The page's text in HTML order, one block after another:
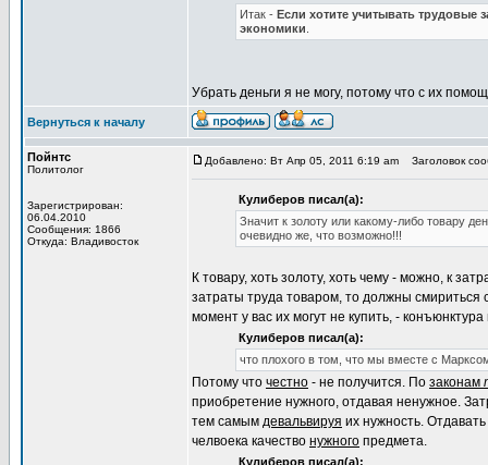
Итак - Если хотите учитывать трудовые
экономики
Убрать деньги я не могу, потому что с их
Вернуться к началу
Пойнтс
Политолог
Зарегистрирован:
06.04.2010
Сообщения: 1866
Откуда: Владивосток
Добавлено: Вт Апр 05, 2011 6:19 am Заголовок
Кулиберов писал(а):
Значит к золоту или какому-либо товару
очевидно же, что возможно!!!
К товару, хоть золоту, хоть чему - можно, к
затраты труда товаром, то должны смириться
момент у вас их могут не купить, - конъюнктура
Кулиберов писал(а):
что плохого в том, что мы вместе с
Потому что честно - не получится. По законам
приобретение нужного, отдавая ненужное.
тем самым девальвируя их нужность.
челвоека качество нужного предмета.
Кулиберов писал(а):